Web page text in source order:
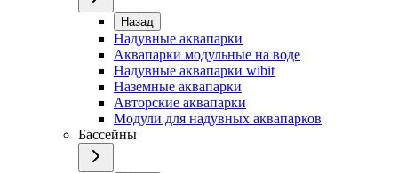
Назад
Надувные аквапарки
Аквапарки модульные на воде
Надувные аквапарки wibit
Наземные аквапарки
Авторские аквапарки
Модули для надувных аквапарков
Бассейны